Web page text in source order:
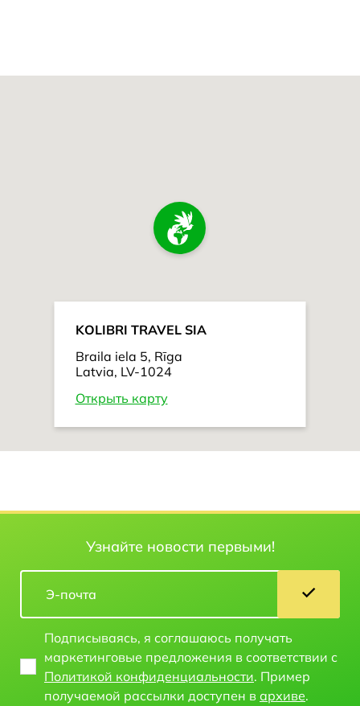
KOLIBRI TRAVEL SIA
Braila iela 5, Rīga
Latvia, LV-1024
Открыть карту
Узнайте новости первыми!
Подписываясь, я соглашаюсь получать
маркетинговые предложения в соответствии с
Политикой конфиденциальности. Пример
получаемой рассылки доступен в архиве.